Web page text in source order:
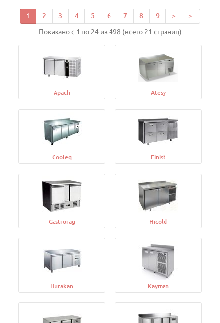
1 2 3 4 5 6 7 8 9 > >|
Показано с 1 по 24 из 498 (всего 21 страниц)
Apach Atesy
Cooleq Finist
Gastrorag Hicold
Hurakan Kayman